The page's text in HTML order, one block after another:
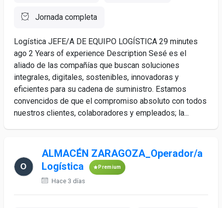
Jornada completa
Logística JEFE/A DE EQUIPO LOGÍSTICA 29 minutes
ago 2 Years of experience Description Sesé es el
aliado de las compañías que buscan soluciones
integrales, digitales, sostenibles, innovadoras y
eficientes para su cadena de suministro. Estamos
convencidos de que el compromiso absoluto con todos
nuestros clientes, colaboradores y empleados; la...
ALMACÉN ZARAGOZA_Operador/a
Logística
Premium
Hace 3 días